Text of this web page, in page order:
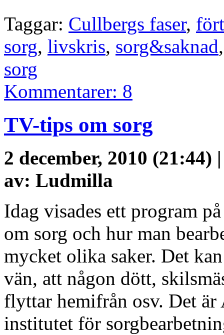
Taggar: Cullbergs faser,
sorg, livskris, sorg&saknad
sorg
Kommentarer: 8
TV-tips om sorg
2 december, 2010 (21:44)
av: Ludmilla
Idag visades ett program
om sorg och hur man
mycket olika saker. Det
vän, att någon dött,
flyttar hemifrån osv. Det är
institutet för